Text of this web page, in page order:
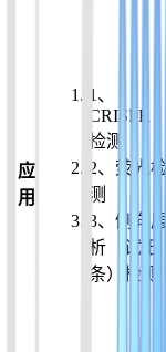
应
用
1、
CRISPR
检测
2、 荧光检
测
3、 侧向层
析（试纸
条）检测